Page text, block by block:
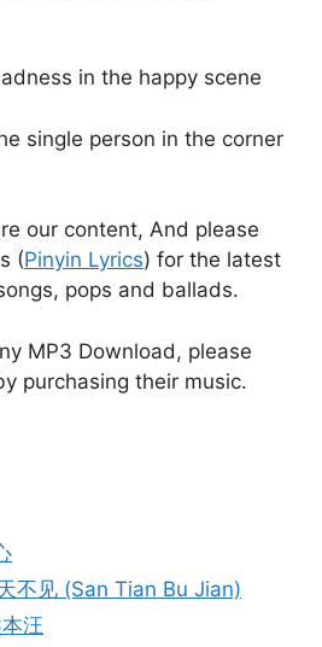
in the happy scene
single person in the corner
our content, And please
(Pinyin Lyrics) for the latest
pops and ballads.
MP3 Download, please
purchasing their music.
不见 (San Tian Bu Jian)
汪